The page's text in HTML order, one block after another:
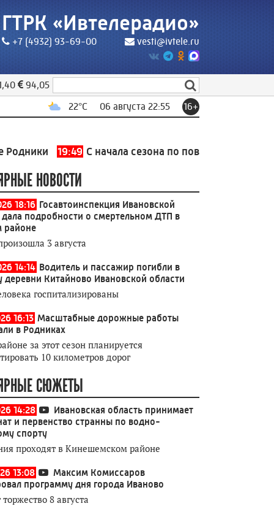
ГТРК «Ивтелерадио»
+7 (4932) 93-69-00 vesti@ivtele.ru
94,05
22°C 06 августа 22:55 16+
19:49 С начала сезона по поводу укусов клещей
НОВОСТИ
18:16 Госавтоинспекция Ивановской
дала подробности о смертельном ДТП в
3 августа
14:14 Водитель и пассажир погибли в
деревни Китайново Ивановской области
госпитализированы
16:13 Масштабные дорожные работы
в Родниках
за этот сезон планируется
10 километров дорог
СЮЖЕТЫ
14:28
Ивановская область принимает
и первенство странны по водно-
спорту
проходят в Кинешемском районе
13:08
Максим Комиссаров
программу дня города Иваново
8 августа